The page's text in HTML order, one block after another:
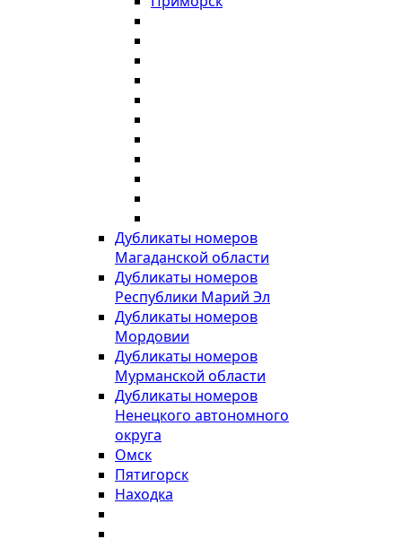
Дубликаты номеров
Магаданской области
Дубликаты номеров
Республики Марий Эл
Дубликаты номеров
Мордовии
Дубликаты номеров
Мурманской области
Дубликаты номеров
Ненецкого автономного
округа
Омск
Пятигорск
Находка